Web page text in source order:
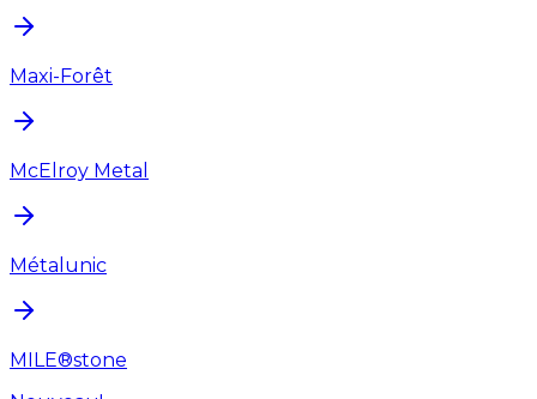
Maxi-Forêt
McElroy Metal
Métalunic
MILE®stone